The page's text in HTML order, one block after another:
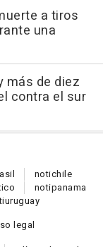
a tiros
una
más de diez
contra el sur
notichile
notipanama
uruguay
legal